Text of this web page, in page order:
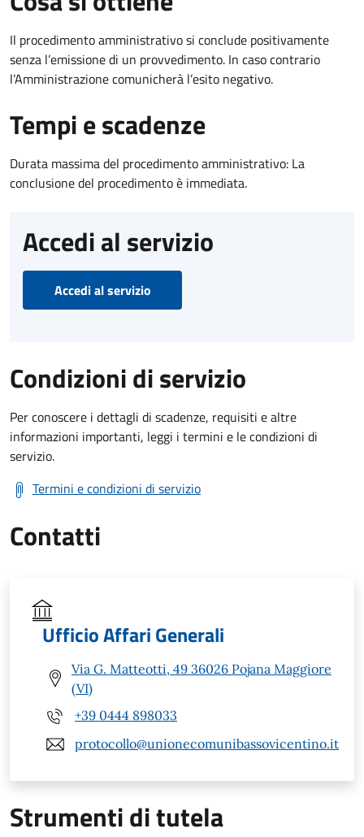
Il procedimento amministrativo si conclude positivamente
senza l’emissione di un provvedimento. In caso contrario
l’Amministrazione comunicherà l’esito negativo.
Tempi e scadenze
Durata massima del procedimento amministrativo: La
conclusione del procedimento è immediata.
Accedi al servizio
Accedi al servizio
Condizioni di servizio
Per conoscere i dettagli di scadenze, requisiti e altre
informazioni importanti, leggi i termini e le condizioni di
servizio.
Termini e condizioni di servizio
Contatti
Ufficio Affari Generali
Via G. Matteotti, 49 36026 Pojana Maggiore
(VI)
+39 0444 898033
protocollo@unionecomunibassovicentino.it
Strumenti di tutela